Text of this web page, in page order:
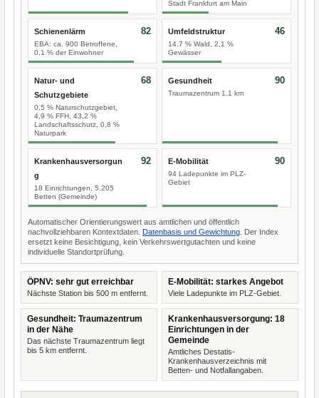
Stadt Frankfurt am Main
Schienenlärm
EBA: ca. 900 Betroffene,
0,1 % der Einwohner
82 Umfeldstruktur
14,7 % Wald, 2,1 %
Gewässer
46
Natur- und
Schutzgebiete
0,5 % Naturschutzgebiet,
4,9 % FFH, 43,2 %
Landschaftsschutz, 0,8 %
Naturpark
68 Gesundheit
Traumazentrum 1,1 km
90
Krankenhausversorgun
g
18 Einrichtungen, 5.205
Betten (Gemeinde)
92 E-Mobilität
94 Ladepunkte im PLZ-
Gebiet
90
Automatischer Orientierungswert aus amtlichen und öffentlich
nachvollziehbaren Kontextdaten. Datenbasis und Gewichtung . Der Index
ersetzt keine Besichtigung, kein Verkehrswertgutachten und keine
individuelle Standortprüfung.
ÖPNV: sehr gut erreichbar
Nächste Station bis 500 m entfernt.
E-Mobilität: starkes Angebot
Viele Ladepunkte im PLZ-Gebiet.
Gesundheit: Traumazentrum
in der Nähe
Das nächste Traumazentrum liegt
bis 5 km entfernt.
Krankenhausversorgung: 18
Einrichtungen in der
Gemeinde
Amtliches Destatis-
Krankenhausverzeichnis mit
Betten- und Notfallangaben.